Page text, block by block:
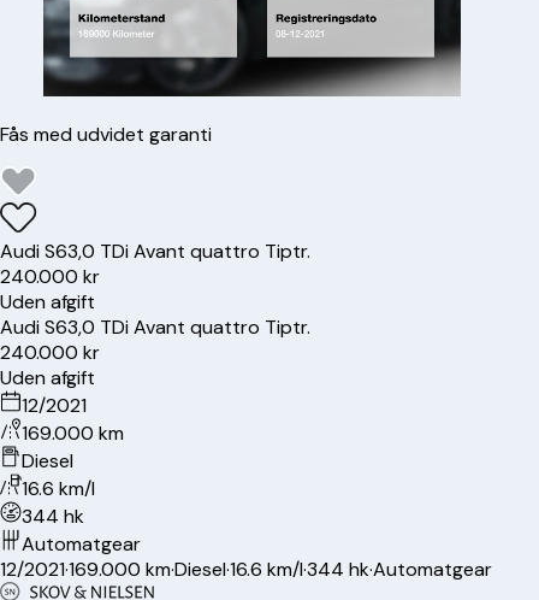
Fås med udvidet garanti
AudiS63,0 TDi Avant quattro Tiptr.
240.000 kr
Uden afgift
AudiS63,0 TDi Avant quattro Tiptr.
240.000 kr
Uden afgift
12/2021
169.000 km
Diesel
16.6 km/l
344 hk
Automatgear
12/2021·169.000 km·Diesel·16.6 km/l·344 hk·Automatgear